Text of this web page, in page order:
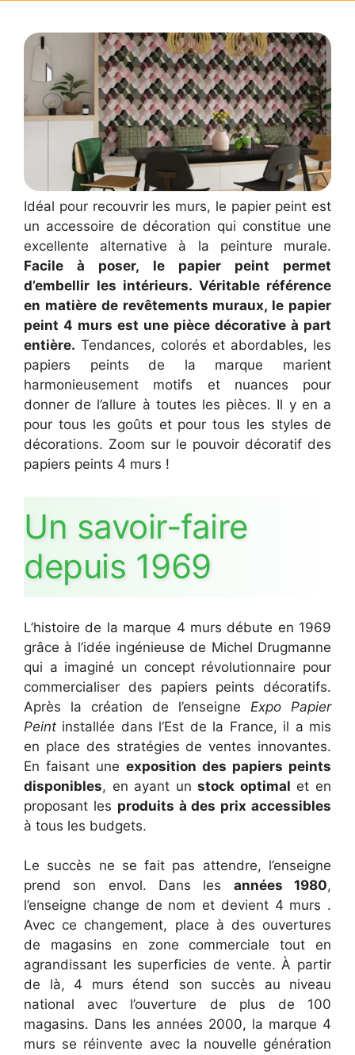
Idéal pour recouvrir les murs, le papier peint est
un accessoire de décoration qui constitue une
excellente alternative à la peinture murale.
Facile à poser, le papier peint permet
d’embellir les intérieurs. Véritable référence
en matière de revêtements muraux, le papier
peint 4 murs est une pièce décorative à part
entière. Tendances, colorés et abordables, les
papiers peints de la marque marient
harmonieusement motifs et nuances pour
donner de l’allure à toutes les pièces. Il y en a
pour tous les goûts et pour tous les styles de
décorations. Zoom sur le pouvoir décoratif des
papiers peints 4 murs !
Un savoir-faire
depuis 1969
L’histoire de la marque 4 murs débute en 1969
grâce à l’idée ingénieuse de Michel Drugmanne
qui a imaginé un concept révolutionnaire pour
commercialiser des papiers peints décoratifs.
Après la création de l’enseigne Expo Papier
Peint installée dans l’Est de la France, il a mis
en place des stratégies de ventes innovantes.
En faisant une exposition des papiers peints
disponibles, en ayant unstock optimal et en
proposant les produits à des prix accessibles
à tous les budgets.
Le succès ne se fait pas attendre, l’enseigne
prend son envol. Dans les années 1980,
l’enseigne change de nom et devient 4 murs .
Avec ce changement, place à des ouvertures
de magasins en zone commerciale tout en
agrandissant les superficies de vente. À partir
de là, 4 murs étend son succès au niveau
national avec l’ouverture de plus de 100
magasins. Dans les années 2000, la marque 4
murs se réinvente avec la nouvelle génération